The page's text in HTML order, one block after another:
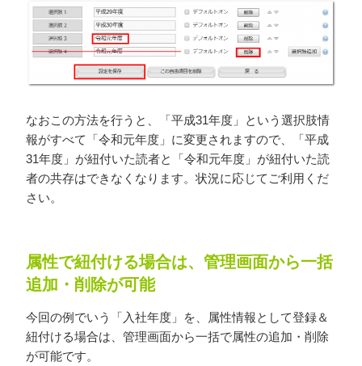
なおこの方法を行うと、「平成31年度」という選択肢情
報がすべて「令和元年度」に変更されますので、「平成
31年度」が紐付いた読者と「令和元年度」が紐付いた読
者の共存はできなくなります。状況に応じてご利用くだ
さい。
属性で紐付ける場合は、管理画面から一括
追加・削除が可能
今回の例でいう「入社年度」を、属性情報として登録＆
紐付ける場合は、管理画面から一括で属性の追加・削除
が可能です。